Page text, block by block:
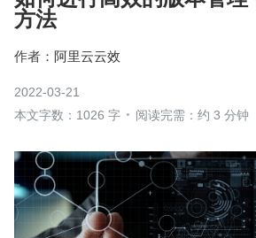
方法
作者： 阿里云云效
2022-03-21
本文字数：1026 字
阅读完需：约 3 分钟